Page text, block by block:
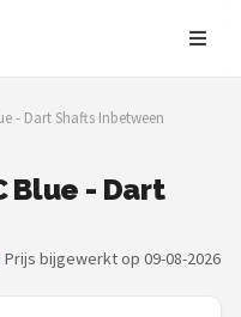
- Dart Shafts Inbetween
Blue - Dart
Prijs bijgewerkt op 09-08-2026